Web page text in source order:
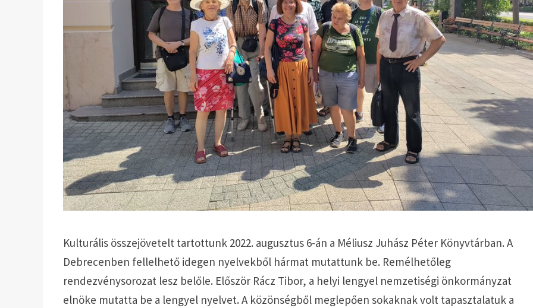
Kulturális összejövetelt tartottunk 2022. augusztus 6-án a Méliusz Juhász Péter Könyvtárban. A
Debrecenben fellelhető idegen nyelvekből hármat mutattunk be. Remélhetőleg
rendezvénysorozat lesz belőle. Először Rácz Tibor, a helyi lengyel nemzetiségi önkormányzat
elnöke mutatta be a lengyel nyelvet. A közönségből meglepően sokaknak volt tapasztalatuk a